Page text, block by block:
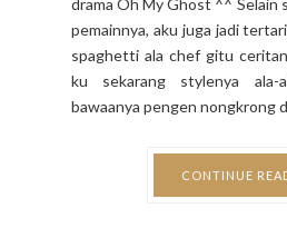
pemainnya, aku juga jadi
spaghetti ala chef gitu
ku sekarang stylenya
bawaanya pengen nongkrong
CONTINUE